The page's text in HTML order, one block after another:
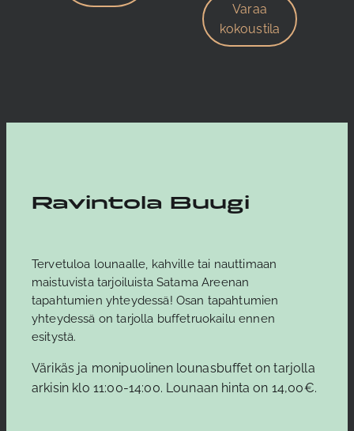
Varaa
kokoustila
Ravintola Buugi
Tervetuloa lounaalle, kahville tai nauttimaan
maistuvista tarjoiluista Satama Areenan
tapahtumien yhteydessä! Osan tapahtumien
yhteydessä on tarjolla buffetruokailu ennen
esitystä.
Värikäs ja monipuolinen lounasbuffet on tarjolla
arkisin klo 11:00-14:00. Lounaan hinta on 14,00€.